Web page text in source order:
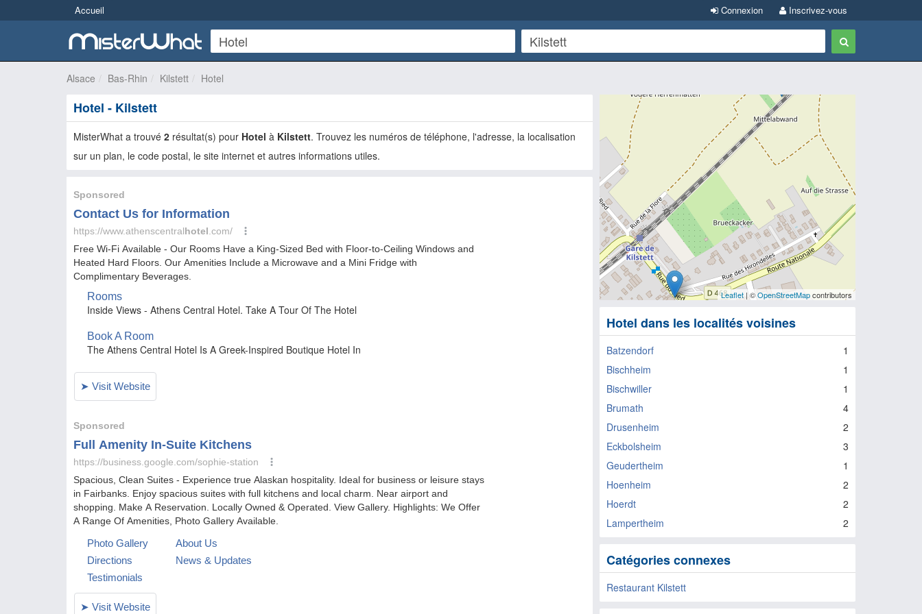
Accueil Inscrivez-vous
Connexion
Alsace Bas-Rhin Kilstett Hotel
Hotel - Kilstett
MisterWhat a trouvé 2 résultat(s) pour Hotel à Kilstett. Trouvez les numéros de téléphone, l'adresse, la localisation
sur un plan, le code postal, le site internet et autres informations utiles.
Leaflet| ©OpenStreetMapcontributors
Hotel dans les localités voisines
Batzendorf
1
Bischheim
1
Bischwiller
1
Brumath
4
Drusenheim
2
Eckbolsheim
3
Geudertheim
1
Hoenheim
2
Hoerdt
2
Lampertheim
2
Catégories connexes
Restaurant Kilstett